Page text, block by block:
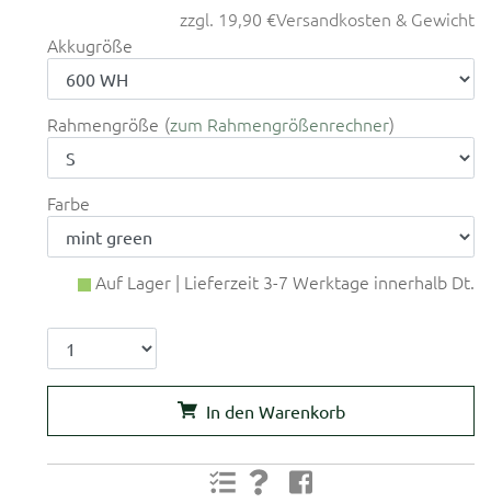
zzgl. 19,90 €Versandkosten & Gewicht
Akkugröße
Rahmengröße zum Rahmengrößenrechner
Farbe
Auf Lager | Lieferzeit 3-7 Werktage innerhalb Dt.
In den Warenkorb